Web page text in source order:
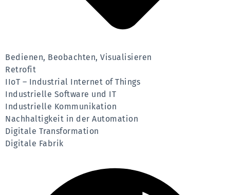
Bedienen, Beobachten, Visualisieren
Retrofit
IIoT – Industrial Internet of Things
Industrielle Software und IT
Industrielle Kommunikation
Nachhaltigkeit in der Automation
Digitale Transformation
Digitale Fabrik